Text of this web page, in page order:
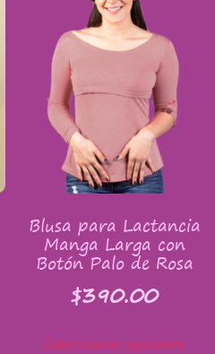
Blusa para Lactancia
Manga Larga con
Botón Palo de Rosa
$390.00
Seleccionar opciones